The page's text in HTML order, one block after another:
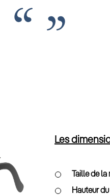
Les
Taille de la
Hauteur